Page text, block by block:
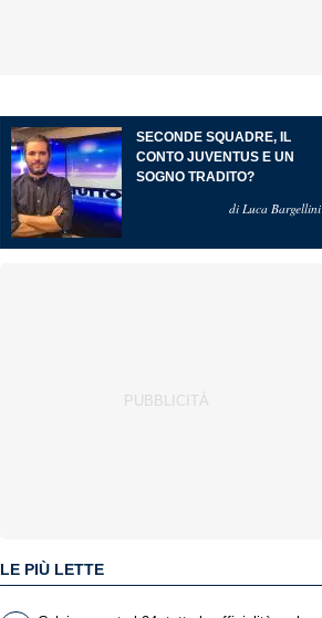
SECONDE SQUADRE, IL
CONTO JUVENTUS E UN
SOGNO TRADITO?
di Luca Bargellini
LE PIÙ LETTE